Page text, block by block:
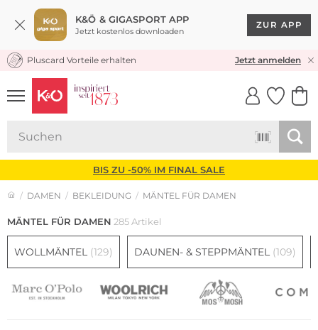
K&Ö & GIGASPORT APP
Jetzt kostenlos downloaden
ZUR APP
30 TAGE RÜCKGABERECHT
Pluscard Vorteile erhalten Jetzt anmelden
UNSERE APP
CLICK &
BIS ZU -50% IM FINAL SALE
DAMEN BEKLEIDUNG MÄNTEL FÜR DAMEN
MÄNTEL FÜR DAMEN 285 Artikel
WOLLMÄNTEL (129) DAUNEN- & STEPPMÄNTEL (109)